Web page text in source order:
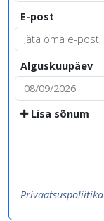
E-post
Alguskuupäev
Lisa sõnum
Privaatsuspoliitika